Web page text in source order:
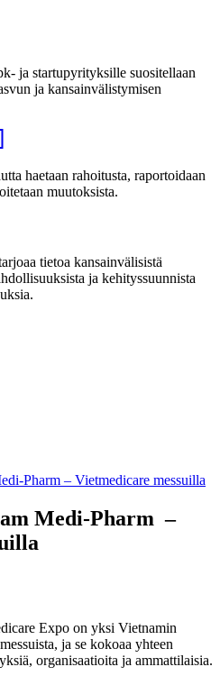
ja startupyrityksille suositellaan
ja kansainvälistymisen
haetaan rahoitusta, raportoidaan
muutoksista.
tietoa kansainvälisistä
ja kehityssuunnista
Pharm – Vietmedicare messuilla
Medi-Pharm –
Expo on yksi Vietnamin
ja se kokoaa yhteen
organisaatioita ja ammattilaisia.